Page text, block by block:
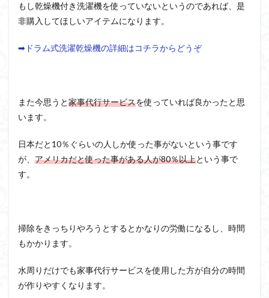
もし乾燥機付き洗濯機を使っていないというのであれば、是
非購入してほしいアイテムになります。
➡ドラム式洗濯乾燥機の詳細はコチラからどうぞ
また今思うと家事代行サービスを使っていれば良かったと思
います。
日本だと10％ぐらいの人しか使った事がないという事です
が、 アメリカだと使った事がある人が80％以上という事で
す。
掃除をきっちりやろうとするとかなりの労働になるし、時間
もかかります。
水周りだけでも家事代行サービスを使用した方が自分の時間
が作りやすくなります。